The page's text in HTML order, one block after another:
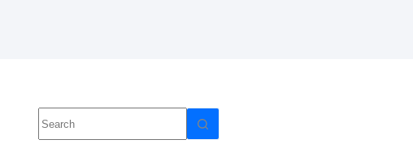
results